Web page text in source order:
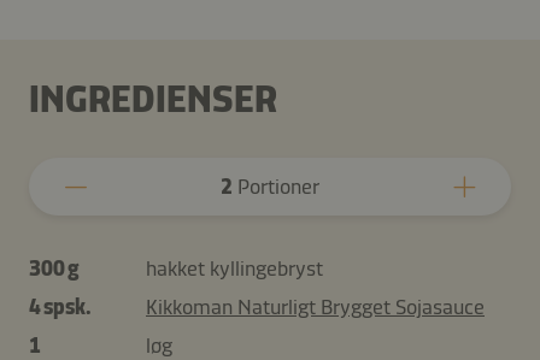
INGREDIENSER
2 Portioner
300 g
hakket kyllingebryst
4 spsk.
Kikkoman Naturligt Brygget Sojasauce
1
løg